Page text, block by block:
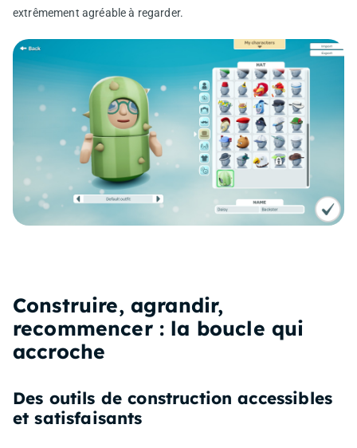
extrêmement agréable à regarder.
Construire, agrandir,
recommencer : la boucle qui
accroche
Des outils de construction accessibles
et satisfaisants